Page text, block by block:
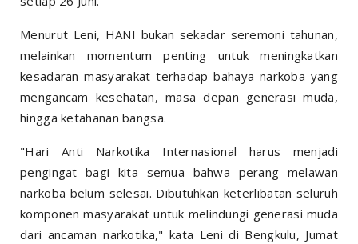
Menurut Leni, HANI bukan sekadar seremoni tahunan,
melainkan momentum penting untuk meningkatkan
kesadaran masyarakat terhadap bahaya narkoba yang
mengancam kesehatan, masa depan generasi muda,
hingga ketahanan bangsa.
"Hari Anti Narkotika Internasional harus menjadi
pengingat bagi kita semua bahwa perang melawan
narkoba belum selesai. Dibutuhkan keterlibatan seluruh
komponen masyarakat untuk melindungi generasi muda
dari ancaman narkotika," kata Leni di Bengkulu, Jumat